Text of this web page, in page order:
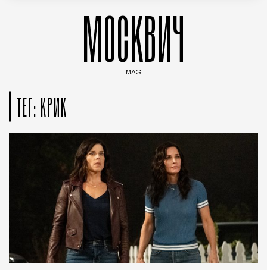
МОСКВИЧ
MAG
ТЕГ: КРИК